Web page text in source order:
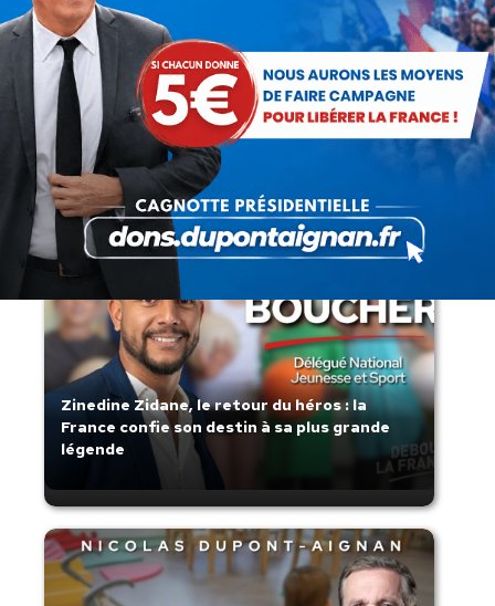
Lorsque tout flambe et que l’État
s’affaisse.
Zinedine Zidane, le retour du héros : la
France confie son destin à sa plus grande
légende